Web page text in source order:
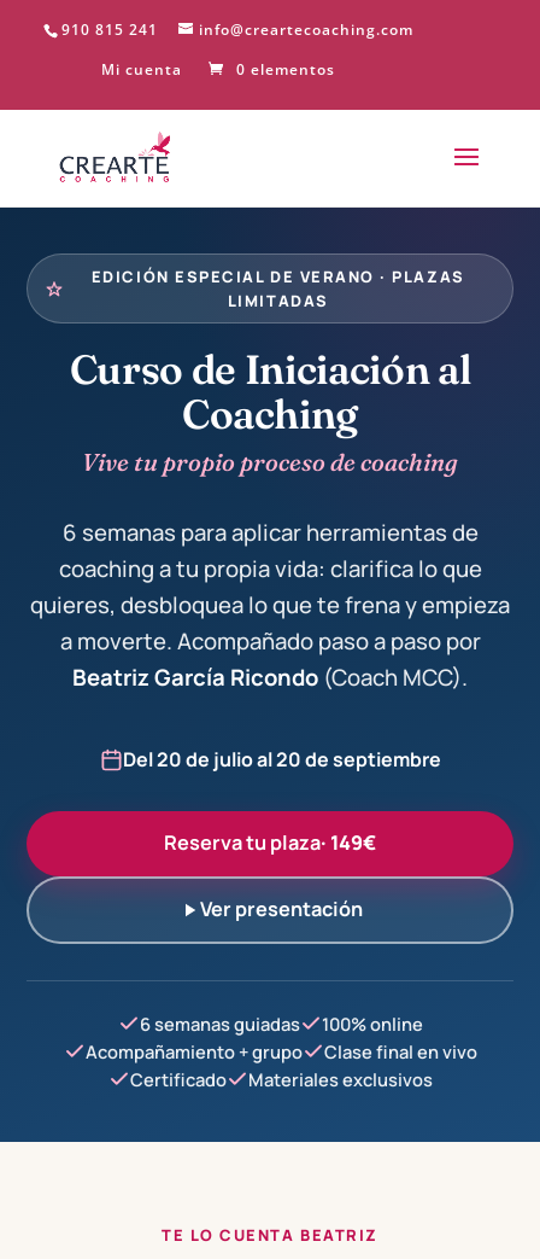
910 815 241
info@creartecoaching.com
Mi cuenta
0 elementos
EDICIÓN ESPECIAL DE VERANO · PLAZAS
LIMITADAS
Curso de Iniciación al
Coaching
Vive tu propio proceso de coaching
6 semanas para aplicar herramientas de
coaching a tu propia vida: clarifica lo que
quieres, desbloquea lo que te frena y empieza
a moverte. Acompañado paso a paso por
Beatriz García Ricondo (Coach MCC).
Del 20 de julio al 20 de septiembre
Reserva tu plaza· 149€
Ver presentación
6 semanas guiadas
100% online
Acompañamiento + grupo
Clase final en vivo
Certificado
Materiales exclusivos
TE LO CUENTA BEATRIZ